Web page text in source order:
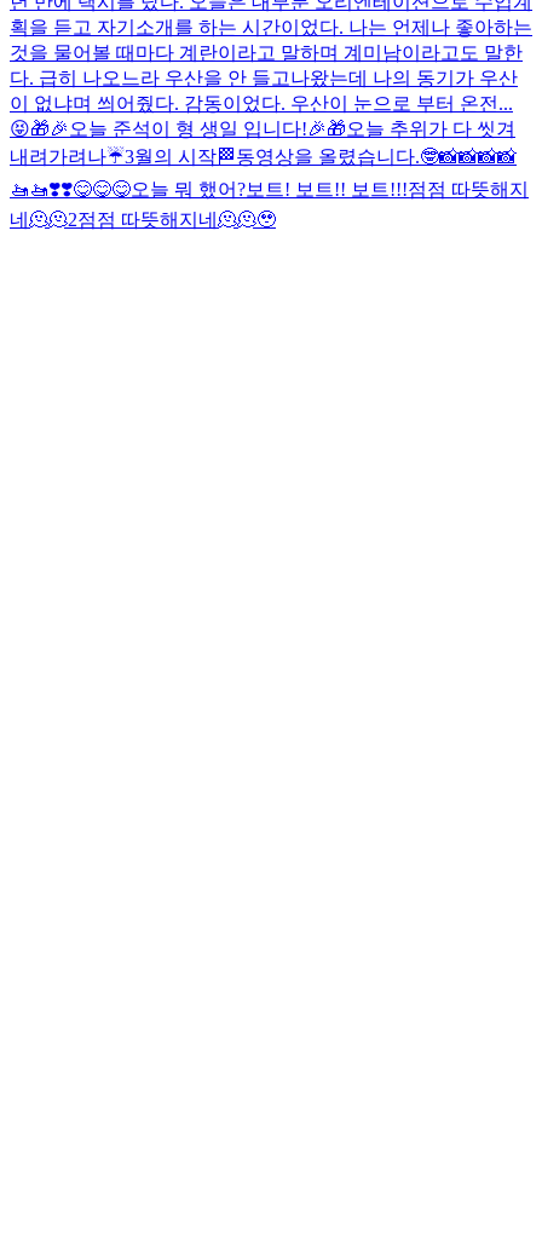
획을 듣고 자기소개를 하는 시간이었다. 나는 언제나 좋아하는
것을 물어볼 때마다 계란이라고 말하며 계미남이라고도 말한
다. 급히 나오느라 우산을 안 들고나왔는데 나의 동기가 우산
이 없냐며 씌어줬다. 감동이었다. 우산이 눈으로 부터 온전...
😝🎁🎉오늘 준석이 형 생일 입니다!🎉🎁오늘 추위가 다 씻겨
내려가려나☔️3월의 시작🏁동영상을 올렸습니다.🤓📸📸📸📸
🚤🚤❣️❣️😋😋😋오늘 뭐 했어?보트! 보트!! 보트!!!점점 따뜻해지
네🫠🫠2점점 따뜻해지네🫠🫠🥹